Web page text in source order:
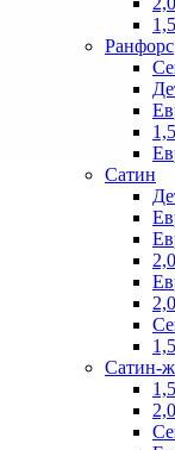
Ранфорс
Сатин
Сатин-